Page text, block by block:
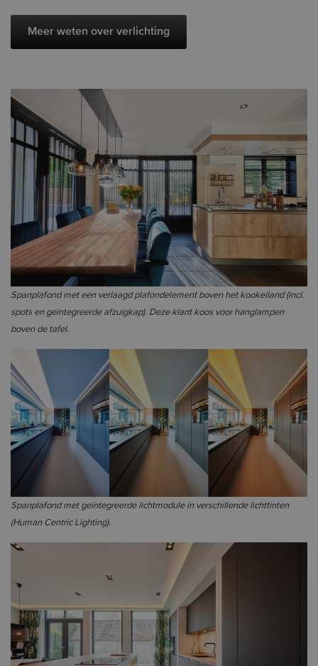
Meer weten over verlichting
Spanplafond met een verlaagd plafondelement boven het kookeiland (incl.
spots en geïntegreerde afzuigkap). Deze klant koos voor hanglampen
boven de tafel.
Spanplafond met geïntegreerde lichtmodule in verschillende lichttinten
(Human Centric Lighting).